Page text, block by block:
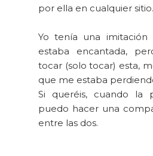
por ella en cualquier sitio.
Yo tenía una imitación
estaba encantada,
tocar (solo tocar) esta,
que me estaba
Si queréis, cuando la
puedo hacer una
entre las dos.